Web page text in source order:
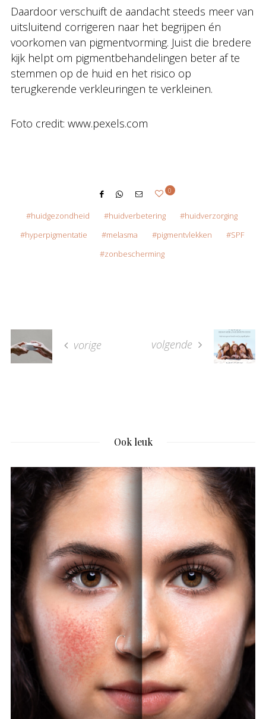
Daardoor verschuift de aandacht steeds meer van
uitsluitend corrigeren naar het begrijpen én
voorkomen van pigmentvorming. Juist die bredere
kijk helpt om pigmentbehandelingen beter af te
stemmen op de huid en het risico op
terugkerende verkleuringen te verkleinen.
Foto credit: www.pexels.com
0
huidgezondheid huidverbetering
huidverzorging
hyperpigmentatie
melasma pigmentvlekken
SPF
zonbescherming
vorige volgende
Ook leuk